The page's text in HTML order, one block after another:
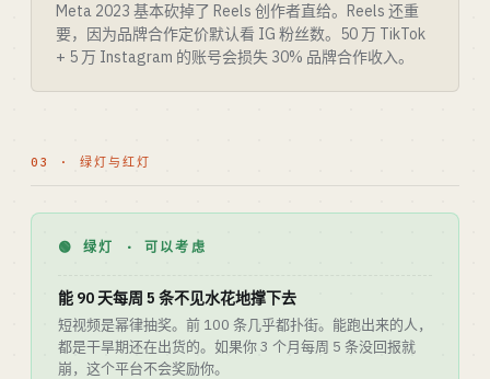
Meta 2023 基本砍掉了 Reels 创作者直给。Reels 还重
要，因为品牌合作定价默认看 IG 粉丝数。50 万 TikTok
+ 5 万 Instagram 的账号会损失 30% 品牌合作收入。
03 · 绿灯与红灯
🟢 绿灯 · 可以考虑
能 90 天每周 5 条不见水花地撑下去
短视频是幂律抽奖。前 100 条几乎都扑街。能跑出来的人，
都是干旱期还在出货的。如果你 3 个月每周 5 条没回报就
崩，这个平台不会奖励你。